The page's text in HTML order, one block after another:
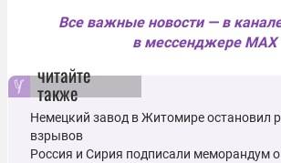
Все важные новости — в
в мессенджере MAX
читайте
также
Немецкий завод в Житомире остановил
взрывов
Россия и Сирия подписали меморандум